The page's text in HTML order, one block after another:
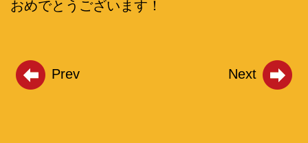
おめでとうございます！
Prev Next